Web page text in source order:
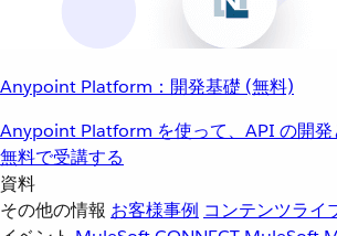
Anypoint Platform：開発基礎 (無料)
Anypoint Platform を使って、API の開発
無料で受講する
資料
その他の情報 お客様事例 コンテンツライ